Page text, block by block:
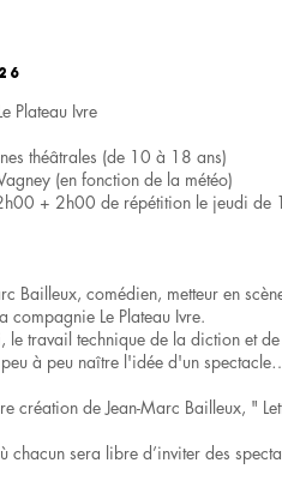
Plateau Ivre
théâtrales (de 10 à 18 ans)
(en fonction de la météo)
+ 2h00 de répétition le jeudi de
Bailleux, comédien, metteur en
compagnie Le Plateau Ivre.
travail technique de la diction et
à peu naître l'idée d'un
création de Jean-Marc Bailleux, "
chacun sera libre d’inviter des